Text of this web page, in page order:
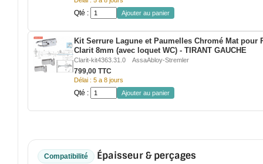
LES FIXATIONS POUR MIROIR
LES PROFILS PAROI DE VERRE
VITRINE EN VERRE
CONNECTEURS ET ASSEMBLAGE DE VERRES
BOUTONS ET POIGNÉES
Qté : Ajouter au panier
Kit Serrure Lagune et Paumelles Chromé Mat pour
Clarit 8mm (avec loquet WC) - TIRANT GAUCHE
Clarit-kit4363.31.0 AssaAbloy-Stremler
799,00 TTC
Délai : 5 a 8 jours
Qté : Ajouter au panier
Compatibilité Épaisseur & perçages